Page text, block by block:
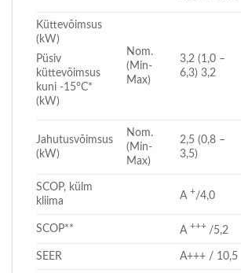
Küttevõimsus
(kW)
Püsiv
küttevõimsus
kuni -15°C*
(kW)
Nom.
(Min-
Max)
3,2 (1,0 –
6,3) 3,2
Jahutusvõimsus
(kW)
Nom.
(Min-
Max)
2,5 (0,8 –
3,5)
SCOP, külm
kliima
A+/4,0
SCOP** A+++ /5,2
SEER A+++ / 10,5